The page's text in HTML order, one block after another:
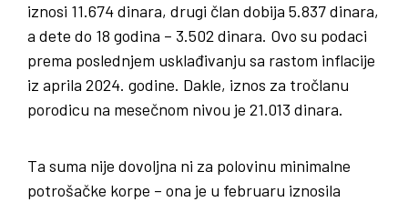
iznosi 11.674 dinara, drugi član dobija 5.837 dinara,
a dete do 18 godina – 3.502 dinara. Ovo su podaci
prema poslednjem usklađivanju sa rastom inflacije
iz aprila 2024. godine. Dakle, iznos za tročlanu
porodicu na mesečnom nivou je 21.013 dinara.
Ta suma nije dovoljna ni za polovinu minimalne
potrošačke korpe – ona je u februaru iznosila